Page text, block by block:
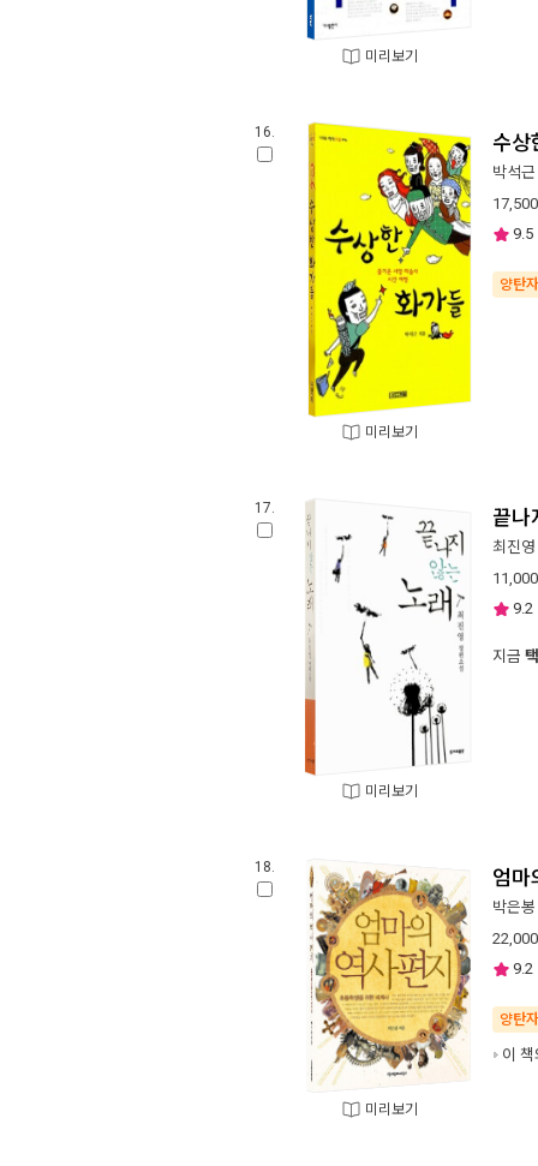
미리보기
16.
미리보기
수상
박석근
17,500
9.5
양탄
17.
미리보기
끝나
최진영
11,000
9.2
지금
18.
미리보기
엄마
박은봉
22,000
9.2
양탄
이